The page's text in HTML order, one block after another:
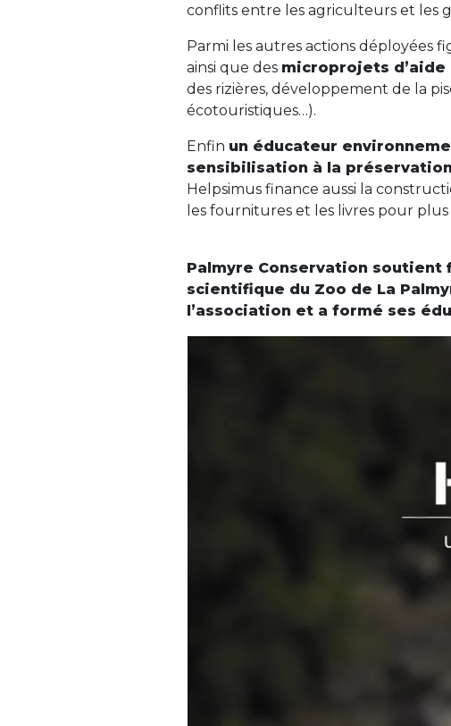
conflits entre les agriculteurs et les
Parmi les autres actions déployées
ainsi que des microprojets
des rizières, développement de la
écotouristiques…).
Enfin un éducateur
sensibilisation à la
Helpsimus finance aussi la
les fournitures et les livres pour
Palmyre Conservation soutient
scientifique du Zoo de La
l’association et a formé ses